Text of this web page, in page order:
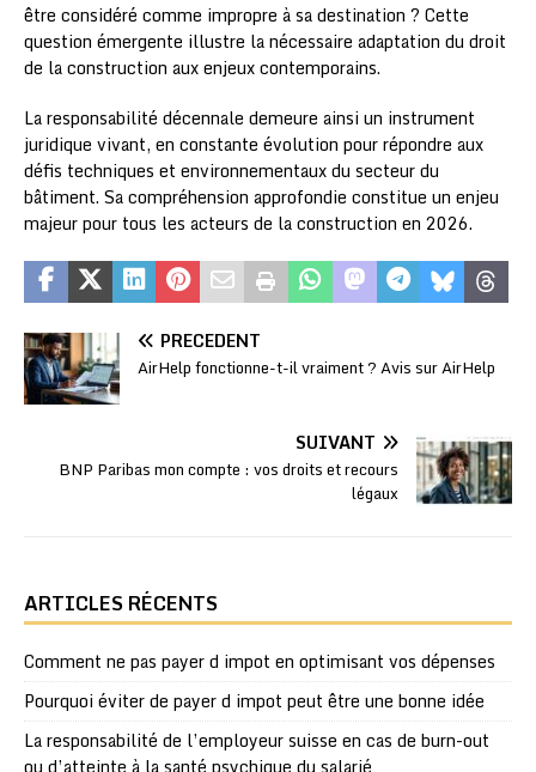
être considéré comme impropre à sa destination ? Cette
question émergente illustre la nécessaire adaptation du droit
de la construction aux enjeux contemporains.
La responsabilité décennale demeure ainsi un instrument
juridique vivant, en constante évolution pour répondre aux
défis techniques et environnementaux du secteur du
bâtiment. Sa compréhension approfondie constitue un enjeu
majeur pour tous les acteurs de la construction en 2026.
PRÉCÉDENT
AirHelp fonctionne-t-il vraiment ? Avis sur AirHelp
SUIVANT
BNP Paribas mon compte : vos droits et recours
légaux
ARTICLES RÉCENTS
Comment ne pas payer d impot en optimisant vos dépenses
Pourquoi éviter de payer d impot peut être une bonne idée
La responsabilité de l’employeur suisse en cas de burn-out